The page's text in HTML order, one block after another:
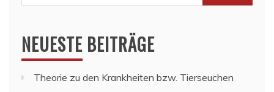
nach:
NEUESTE BEITRÄGE
Theorie zu den Krankheiten bzw. Tierseuchen